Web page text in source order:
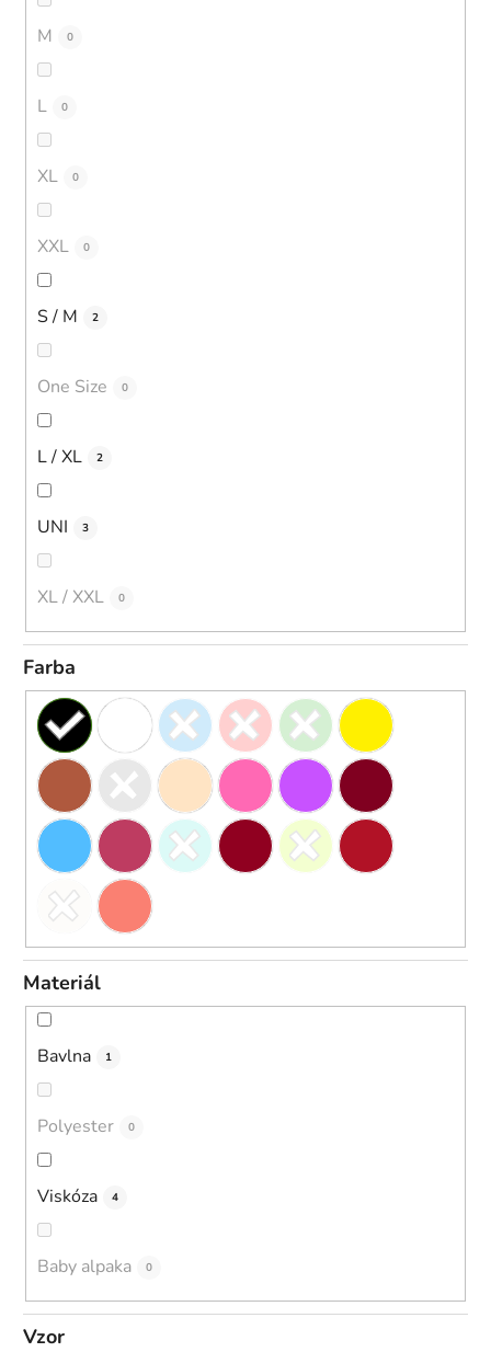
M 0
L 0
XL 0
XXL 0
S / M 2
One Size 0
L / XL 2
UNI 3
XL / XXL 0
Farba
Materiál
Bavlna 1
Polyester 0
Viskóza 4
Baby alpaka 0
Vzor